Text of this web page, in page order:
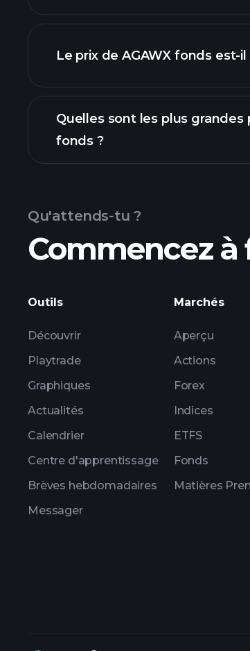
graphique avancé
Le prix de AGAWX fonds est-il
Quelles sont les plus grandes
fonds ?
participations
Qu'attends-tu ?
Commencez
Outils
Découvrir
Playtrade
Graphiques
Actualités
Calendrier
Centre d'apprentissage
Brèves hebdomadaires
Messager
Marchés
Aperçu
Actions
Forex
Indices
ETFS
Fonds
Matières